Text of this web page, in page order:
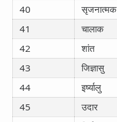
40
सृजनात्मक
41
चालाक
42
शांत
43
जिज्ञासु
44
इर्ष्यालु
45
उदार